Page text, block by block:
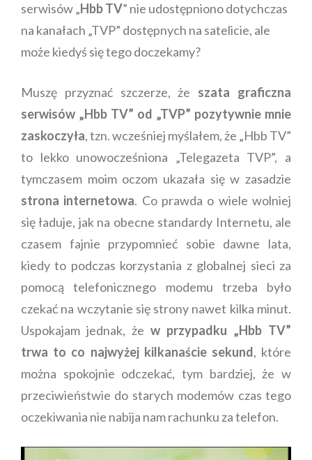
serwisów „Hbb TV” nie udostępniono dotychczas
na kanałach „TVP” dostępnych na satelicie, ale
może kiedyś się tego doczekamy?
Muszę przyznać szczerze, że szata graficzna
serwisów „Hbb TV” od „TVP” pozytywnie mnie
zaskoczyła, tzn. wcześniej myślałem, że „Hbb TV”
to lekko unowocześniona „Telegazeta TVP”, a
tymczasem moim oczom ukazała się w zasadzie
strona internetowa. Co prawda o wiele wolniej
się ładuje, jak na obecne standardy Internetu, ale
czasem fajnie przypomnieć sobie dawne lata,
kiedy to podczas korzystania z globalnej sieci za
pomocą telefonicznego modemu trzeba było
czekać na wczytanie się strony nawet kilka minut.
Uspokajam jednak, że w przypadku „Hbb TV”
trwa to co najwyżej kilkanaście sekund, które
można spokojnie odczekać, tym bardziej, że w
przeciwieństwie do starych modemów czas tego
oczekiwania nie nabija nam rachunku za telefon.